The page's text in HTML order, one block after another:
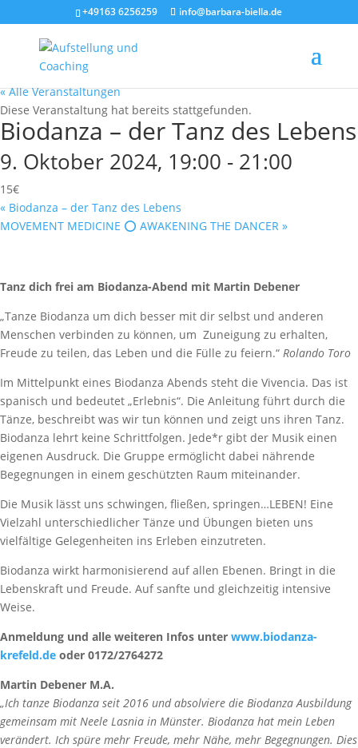
+49163 6256259 info@barbara-biella.de
« Alle Veranstaltungen
Diese Veranstaltung hat bereits stattgefunden.
Biodanza – der Tanz des Lebens
9. Oktober 2024, 19:00 - 21:00
15€
« Biodanza – der Tanz des Lebens
MOVEMENT MEDICINE ⭕️ AWAKENING THE DANCER »
Tanz dich frei am Biodanza-Abend mit Martin Debener
„Tanze Biodanza um dich besser mit dir selbst und anderen
Menschen verbinden zu können, um Zuneigung zu erhalten,
Freude zu teilen, das Leben und die Fülle zu feiern.“ Rolando Toro
Im Mittelpunkt eines Biodanza Abends steht die Vivencia. Das ist
spanisch und bedeutet „Erlebnis“. Die Anleitung führt durch die
Tänze, beschreibt was wir tun können und zeigt uns ihren Tanz.
Biodanza lehrt keine Schrittfolgen. Jede*r gibt der Musik einen
eigenen Ausdruck. Die Gruppe ermöglicht dabei nährende
Begegnungen in einem geschützten Raum miteinander.
Die Musik lässt uns schwingen, fließen, springen…LEBEN! Eine
Vielzahl unterschiedlicher Tänze und Übungen bieten uns
vielfältige Gelegenheiten ins Erleben einzutreten.
Biodanza wirkt harmonisierend auf allen Ebenen. Bringt in die
Lebenskraft und Freude. Auf sanfte und gleichzeitig intensive
Weise.
Anmeldung und alle weiteren Infos unter www.biodanza-
krefeld.de oder 0172/2764272
Martin Debener M.A.
„Ich tanze Biodanza seit 2016 und absolviere die Biodanza Ausbildung
gemeinsam mit Neele Lasnia in Münster. Biodanza hat mein Leben
verändert. Ich spüre mehr Freude, mehr Nähe, mehr Begegnungen. Dies